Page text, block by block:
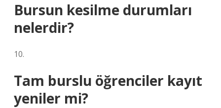
Bursun kesilme durumları
nelerdir?
10.
Tam burslu öğrenciler kayıt
yeniler mi?